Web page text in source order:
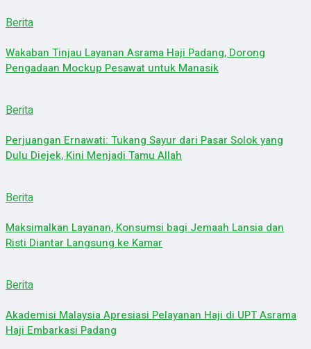
Berita
Wakaban Tinjau Layanan Asrama Haji Padang, Dorong
Pengadaan Mockup Pesawat untuk Manasik
Berita
Perjuangan Ernawati: Tukang Sayur dari Pasar Solok yang
Dulu Diejek, Kini Menjadi Tamu Allah
Berita
Maksimalkan Layanan, Konsumsi bagi Jemaah Lansia dan
Risti Diantar Langsung ke Kamar
Berita
Akademisi Malaysia Apresiasi Pelayanan Haji di UPT Asrama
Haji Embarkasi Padang